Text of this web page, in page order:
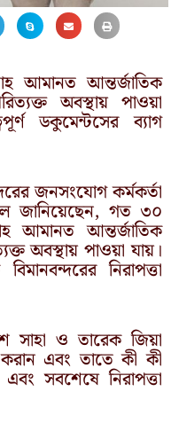
আমানত আন্তর্জাতিক
অবস্থায় পাওয়া
ডকুমেন্টসের ব্যাগ
জনসংযোগ কর্মকর্তা
জানিয়েছেন, গত ৩০
আমানত আন্তর্জাতিক
অবস্থায় পাওয়া যায়।
নিরাপত্তা
সাহা ও তারেক জিয়া
করান এবং তাতে কী কী
সবশেষে নিরাপত্তা